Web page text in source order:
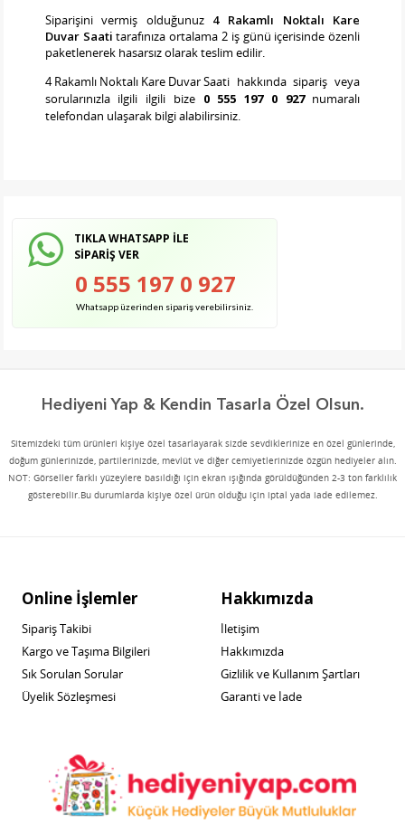
Siparişini vermiş olduğunuz 4 Rakamlı Noktalı Kare
Duvar Saatitarafınıza ortalama 2 iş günü içerisinde özenli
paketlenerek hasarsız olarak teslim edilir.
4 Rakamlı Noktalı Kare Duvar Saatihakkında sipariş veya
sorularınızla ilgili ilgili bize 0 555 197 0 927numaralı
telefondan ulaşarak bilgi alabilirsiniz.
TIKLA WHATSAPP İLE
SİPARİŞ VER
0 555 197 0 927
Whatsapp üzerinden sipariş verebilirsiniz.
Hediyeni Yap & Kendin Tasarla Özel Olsun.
Sitemizdeki tüm ürünleri kişiye özel tasarlayarak sizde sevdiklerinize en özel günlerinde,
doğum günlerinizde, partilerinizde, mevlüt ve diğer cemiyetlerinizde özgün hediyeler alın.
NOT: Görseller farklı yüzeylere basıldığı için ekran ışığında görüldüğünden 2-3 ton farklılık
gösterebilir.Bu durumlarda kişiye özel ürün olduğu için iptal yada iade edilemez.
Online İşlemler
Sipariş Takibi
Kargo ve Taşıma Bilgileri
Sık Sorulan Sorular
Üyelik Sözleşmesi
Hakkımızda
İletişim
Hakkımızda
Gizlilik ve Kullanım Şartları
Garanti ve İade